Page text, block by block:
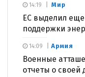
Мир
ЕС выделил
поддержки
14:19
Армия
Военные
отчеты о своей
14:09